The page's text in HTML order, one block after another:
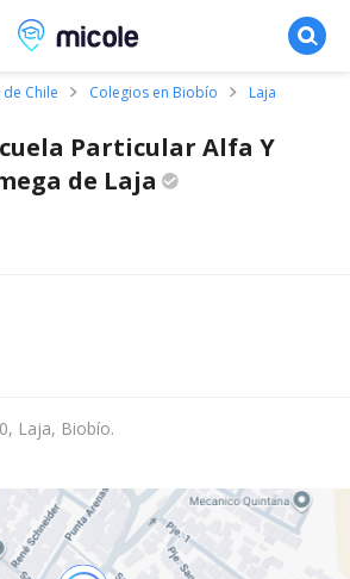
Micole, buscador de colegios
Chile Colegios en Biobío Laja
Particular Alfa Y
de Laja
Laja, Biobío.